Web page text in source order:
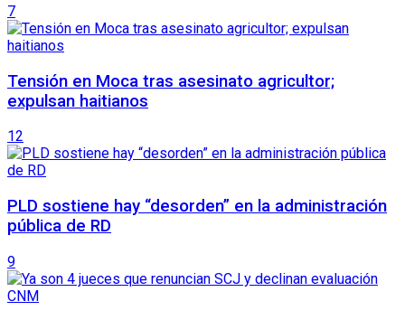
7
Tensión en Moca tras asesinato agricultor;
expulsan haitianos
12
PLD sostiene hay “desorden” en la administración
pública de RD
9